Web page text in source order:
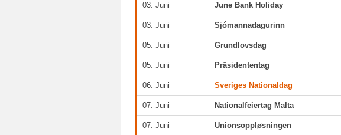
03. Juni June Bank Holiday
03. Juni Sjómannadagurinn
05. Juni Grundlovsdag
05. Juni Präsidententag
06. Juni Sveriges Nationaldag
07. Juni Nationalfeiertag Malta
07. Juni Unionsoppløsningen